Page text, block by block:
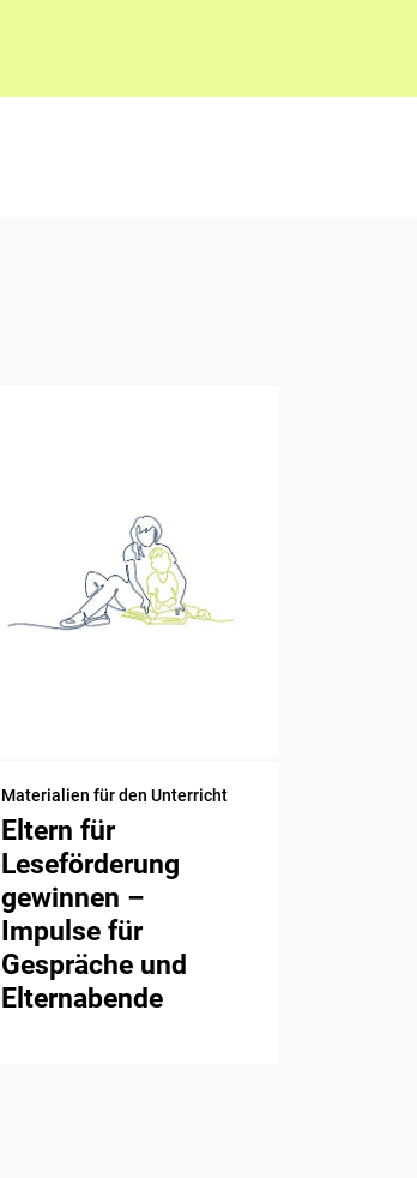
Materialien für den Unterricht
Eltern für
Leseförderung
gewinnen –
Impulse für
Gespräche und
Elternabende